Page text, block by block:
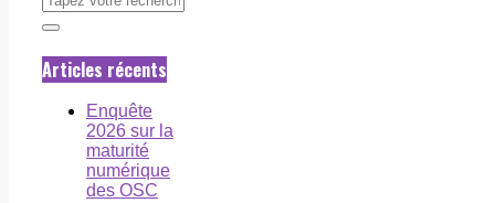
Articles récents
Enquête
2026 sur la
maturité
numérique
des OSC